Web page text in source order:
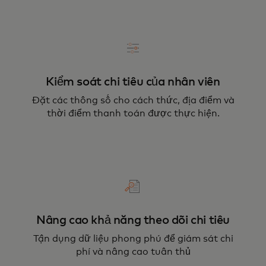
Kiểm soát chi tiêu của nhân viên
Đặt các thông số cho cách thức, địa điểm và
thời điểm thanh toán được thực hiện.
Nâng cao khả năng theo dõi chi tiêu
Tận dụng dữ liệu phong phú để giám sát chi
phí và nâng cao tuân thủ